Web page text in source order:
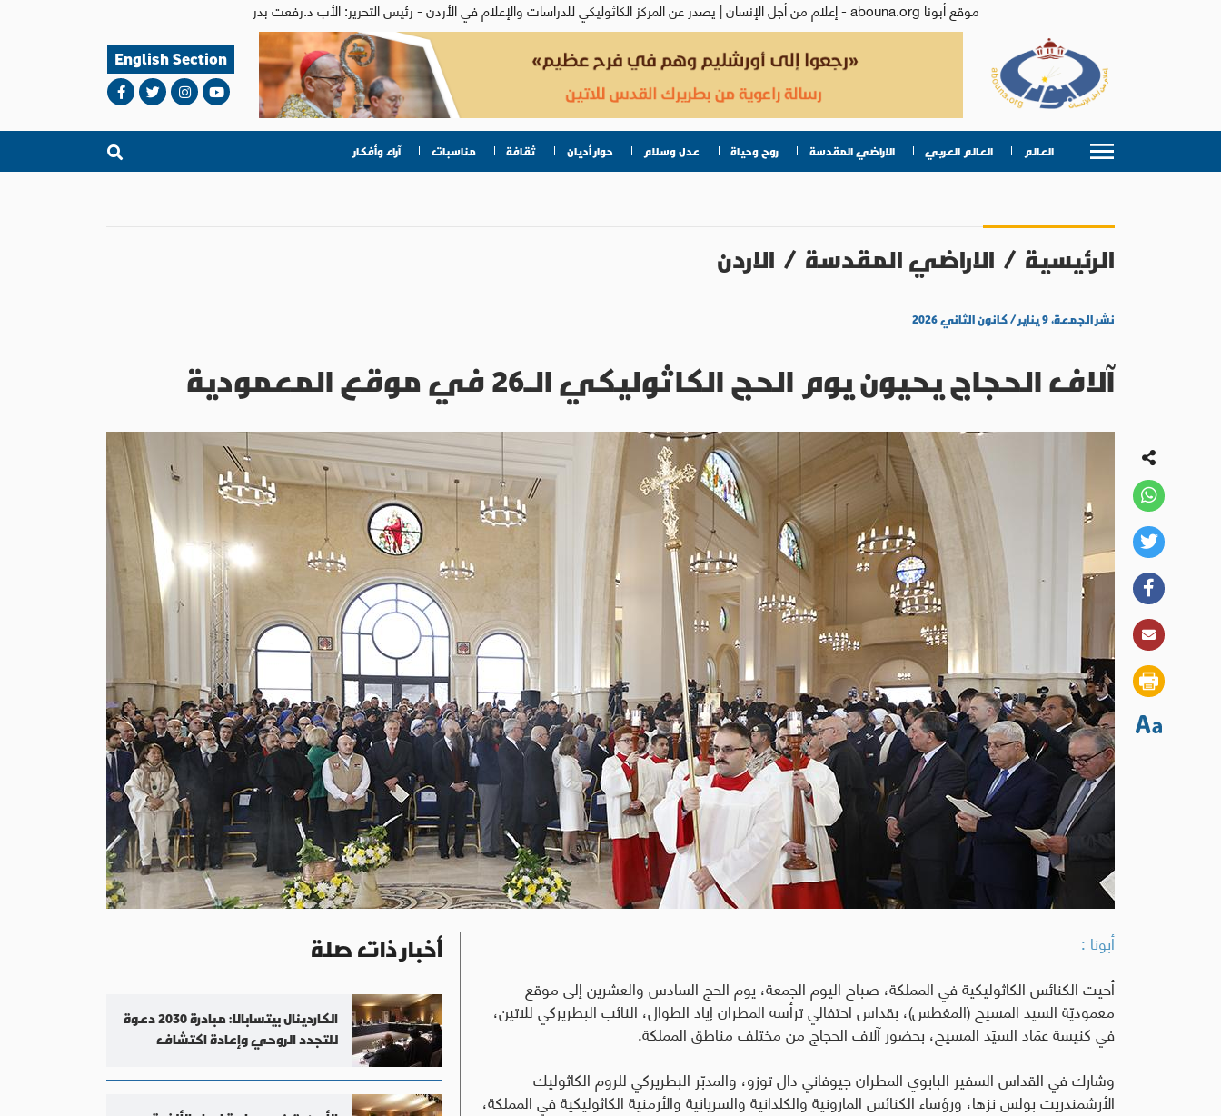
موقع أبونا abouna.org - إعلام من أجل الإنسان | يصدر عن المركز الكاثوليكي للدراسات والإعلام في الأردن - رئيس التحرير: الأب د.رفعت بدر
English Section
العالم العالم العربي الاراضي المقدسة روح وحياة عدل وسلام حوار أديان ثقافة مناسبات آراء وأفكار
الرئيسية / الاراضي المقدسة / الاردن
نشر الجمعة، ٩ يناير / كانون الثاني ٢٠٢٦
آلاف الحجاج يحيون يوم الحج الكاثوليكي الـ26 في موقع المعمودية
أبونا :
أحيت الكنائس الكاثوليكية في المملكة، صباح اليوم الجمعة، يوم الحج السادس والعشرين إلى موقع
معموديّة السيد المسيح (المغطس)، بقداس احتفالي ترأسه المطران إياد الطوال، النائب البطريركي للاتين،
في كنيسة عمّاد السيّد المسيح، بحضور آلاف الحجاج من مختلف مناطق المملكة.
وشارك في القداس السفير البابوي المطران جيوفاني دال توزو، والمدبّر البطريركي للروم الكاثوليك
الأرشمندريت بولس نزها، ورؤساء الكنائس المارونية والكلدانية والسريانية والأرمنية الكاثوليكية في المملكة،
أخبار ذات صلة
الكاردينال بيتسابالا: مبادرة 2030 دعوة
للتجدد الروحي وإعادة اكتشاف